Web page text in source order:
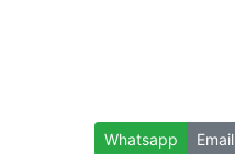
Whatsapp Email